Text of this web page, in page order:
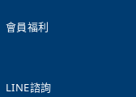
會員福利
LINE諮詢